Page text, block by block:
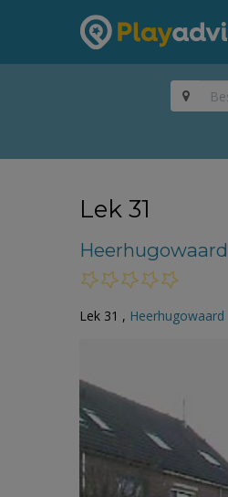
Lek 31
Heerhugowaard
Lek 31 , Heerhugowaard